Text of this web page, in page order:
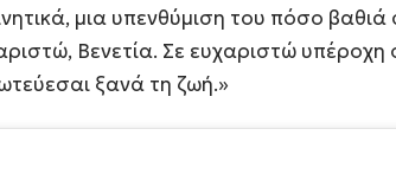
μια υπενθύμιση του πόσο βαθιά
Βενετία. Σε ευχαριστώ
ξανά τη ζωή.»